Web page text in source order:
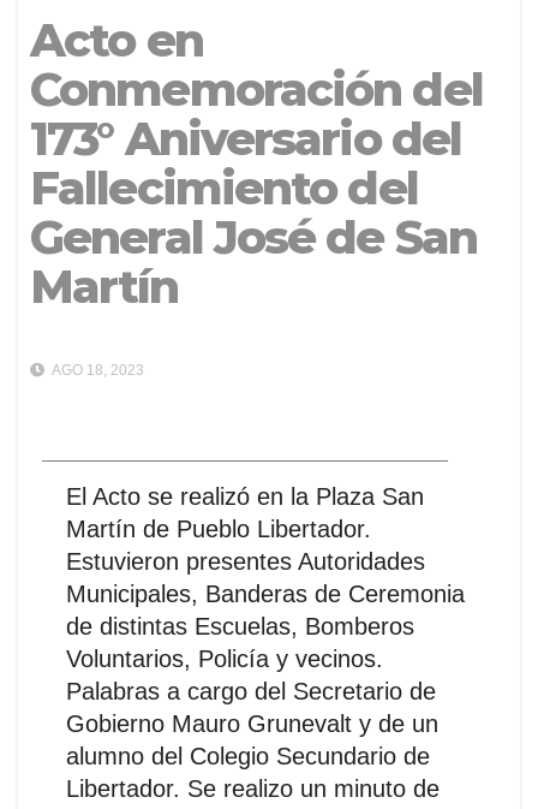
Acto en
Conmemoración del
173° Aniversario del
Fallecimiento del
General José de San
Martín
AGO 18, 2023
El Acto se realizó en la Plaza San
Martín de Pueblo Libertador.
Estuvieron presentes Autoridades
Municipales, Banderas de Ceremonia
de distintas Escuelas, Bomberos
Voluntarios, Policía y vecinos.
Palabras a cargo del Secretario de
Gobierno Mauro Grunevalt y de un
alumno del Colegio Secundario de
Libertador. Se realizo un minuto de